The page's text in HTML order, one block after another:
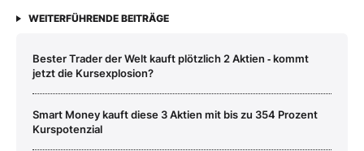
WEITERFÜHRENDE BEITRÄGE
Bester Trader der Welt kauft plötzlich 2 Aktien ‑ kommt
jetzt die Kursexplosion?
Smart Money kauft diese 3 Aktien mit bis zu 354 Prozent
Kurspotenzial